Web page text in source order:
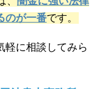
のが一番です。
軽に相談してみら